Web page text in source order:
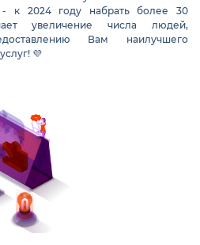
к 2024 году набрать более 30
увеличение числа людей,
Вам наилучшего
💜